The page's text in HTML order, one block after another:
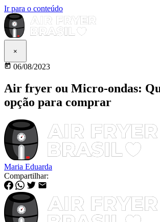
Ir para o conteúdo
×
06/08/2023
Air fryer ou Micro-ondas:
opção para comprar
Maria Eduarda
Compartilhar: